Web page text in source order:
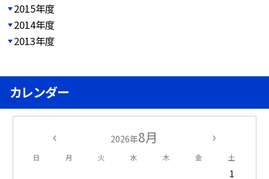
2015年度
2014年度
2013年度
カレンダー
2026年8月
日 月 火 水 木 金 土
1